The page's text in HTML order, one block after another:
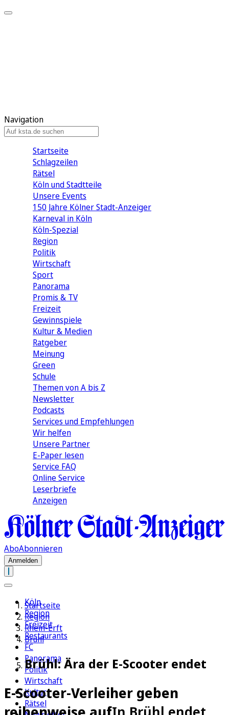
Navigation
Startseite
Schlagzeilen
Rätsel
Köln und Stadtteile
Unsere Events
150 Jahre Kölner Stadt-Anzeiger
Karneval in Köln
Köln-Spezial
Region
Politik
Wirtschaft
Sport
Panorama
Promis & TV
Freizeit
Gewinnspiele
Kultur & Medien
Ratgeber
Meinung
Green
Schule
Themen von A bis Z
Newsletter
Podcasts
Services und Empfehlungen
Wir helfen
Unsere Partner
E-Paper lesen
Service FAQ
Online Service
Leserbriefe
Anzeigen
AboAbonnieren
Anmelden
Köln
Region
Freizeit
Restaurants
FC
Panorama
Politik
Wirtschaft
Kultur
Rätsel
Startseite
Region
Rhein-Erft
Brühl
Brühl: Ära der E-Scooter endet
E-Scooter-Verleiher geben